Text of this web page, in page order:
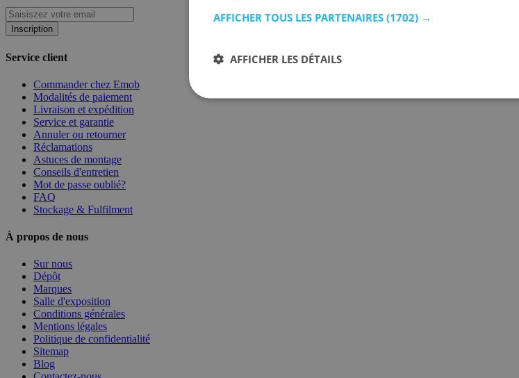
Inscription
Service client
Commander chez Emob
Modalités de paiement
Livraison et expédition
Service et garantie
Annuler ou retourner
Réclamations
Astuces de montage
Conseils d'entretien
Mot de passe oublié?
FAQ
Stockage & Fulfilment
À propos de nous
Sur nous
Dépôt
Marques
Salle d'exposition
Conditions générales
Mentions légales
Politique de confidentialité
Sitemap
Blog
AFFICHER TOUS LES PARTENAIRES (1702) →
AFFICHER LES DÉTAILS